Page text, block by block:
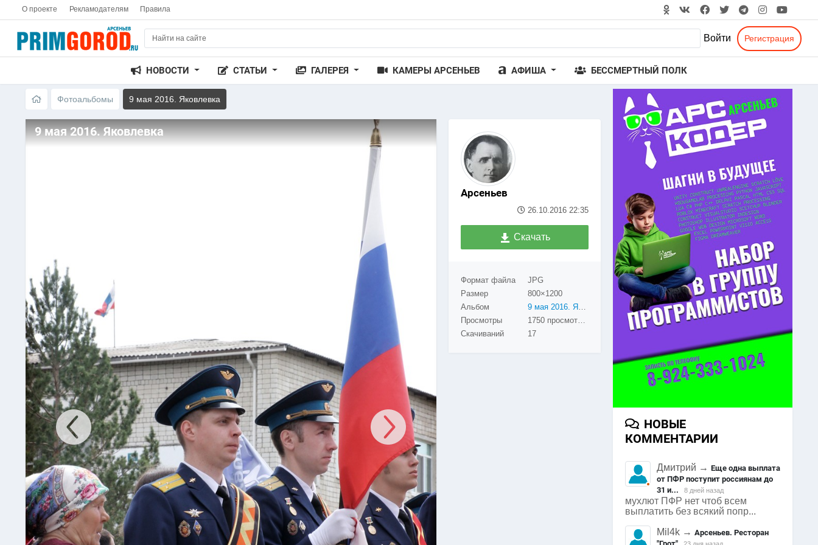
О проекте Рекламодателям Правила
Войти Регистрация
НОВОСТИ СТАТЬИ ГАЛЕРЕЯ КАМЕРЫ АРСЕНЬЕВ АФИША БЕССМЕРТНЫЙ ПОЛК
Фотоальбомы 9 мая 2016. Яковлевка
9 мая 2016. Яковлевка
Арсеньев
26.10.2016 22:35
Скачать
Формат файла
JPG
Размер
800×1200
Альбом
9 мая 2016. Яковлевка
Просмотры
1750 просмотров
Скачиваний
17
НОВЫЕ
КОММЕНТАРИИ
Дмитрий →Еще одна выплата
от ПФР поступит россиянам до
31 и...
8 дней назад
мухлют ПФР нет чтоб всем
выплатить без всякий попр...
Mil4k →Арсеньев. Ресторан